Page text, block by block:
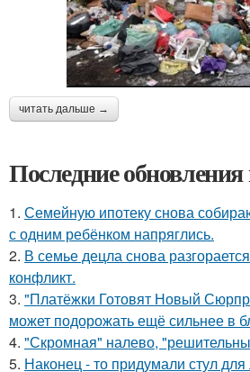
читать дальше →
Последние обновления
1. Семейную ипотеку снова
с одним ребёнком напряглись.
2. В семье децла снова
конфликт.
3. "Платёжки Готовят Новый
может подорожать ещё сильнее в
4. "Скромная" налево,
5. Наконец - то придумали стул